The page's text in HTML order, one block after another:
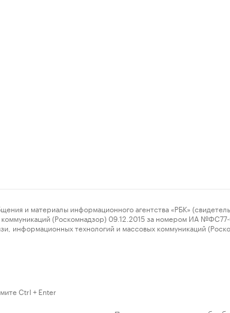
информационного агентства «РБК»
(Роскомнадзор) 09.12.2015 за номером ИА
информационных технологий и массовых коммуникаций
Ctrl + Enter